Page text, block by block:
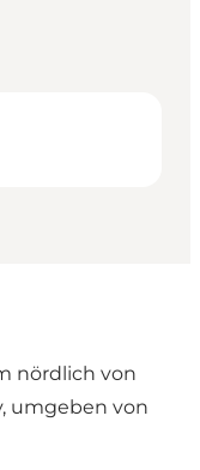
nördlich von
umgeben von